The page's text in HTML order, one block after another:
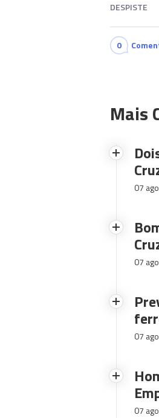
DESPISTE
0
Mais
07
07
07
07